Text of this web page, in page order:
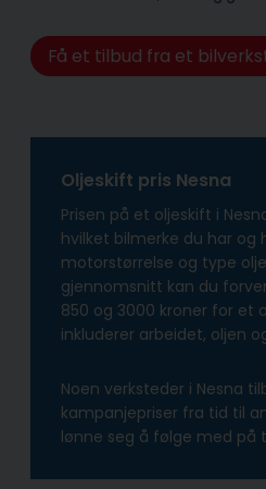
Få et tilbud fra et
Oljeskift pris Nesna
Prisen på et oljeskift i
hvilket bilmerke du har og
motorstørrelse og type
gjennomsnitt kan du
850 og 3000 kroner for et
inkluderer arbeidet, oljen
Noen verksteder i Nesna
kampanjepriser fra tid til
lønne seg å følge med på